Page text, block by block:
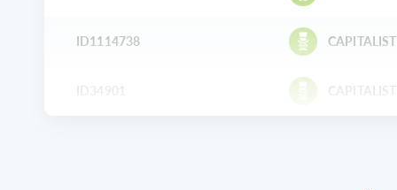
ID1114738 CAPITALIST